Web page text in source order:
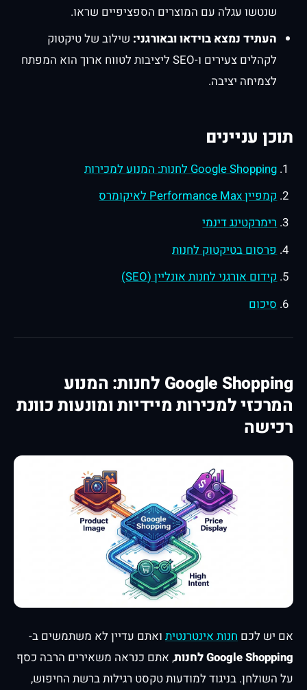
שנטשו עגלה עם המוצרים הספציפיים שראו.
העתיד נמצא בוידאו ובאורגני: שילוב של טיקטוק
לקהלים צעירים ו-SEO ליציבות לטווח ארוך הוא המפתח
לצמיחה יציבה.
תוכן עניינים
Google Shopping לחנות: המנוע למכירות
קמפיין Performance Max לאיקומרס
רימרקטינג דינמי
פרסום בטיקטוק לחנות
קידום אורגני לחנות אונליין (SEO)
סיכום
Google Shopping לחנות: המנוע
המרכזי למכירות מיידיות ומונעות כוונת
רכישה
אם יש לכם חנות אינטרנטית ואתם עדיין לא משתמשים ב-
Google Shopping לחנות
, אתם כנראה משאירים הרבה כסף
על השולחן. בניגוד למודעות טקסט רגילות ברשת החיפוש,